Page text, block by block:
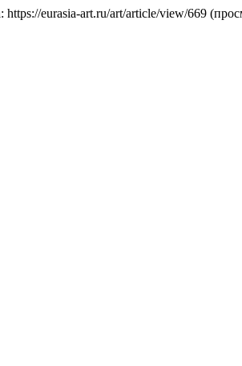
https://eurasia-art.ru/art/article/view/669